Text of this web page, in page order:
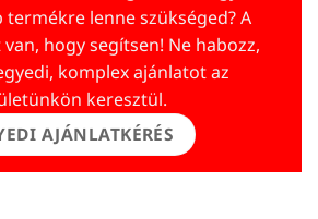
lenne szükséged? A
hogy segítsen! Ne habozz,
komplex ajánlatot az
keresztül.
AJÁNLATKÉRÉS